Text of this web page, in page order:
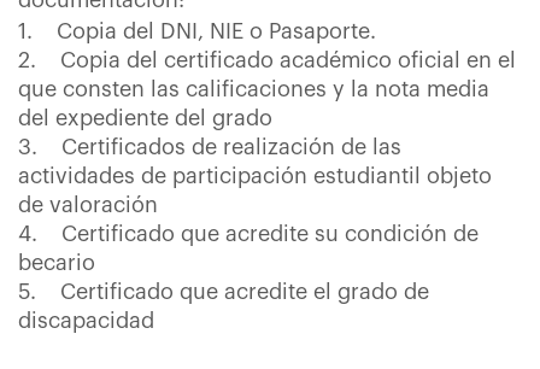
1. Copia del DNI, NIE o Pasaporte.
2. Copia del certificado académico oficial en el
que consten las calificaciones y la nota media
del expediente del grado
3. Certificados de realización de las
actividades de participación estudiantil objeto
de valoración
4. Certificado que acredite su condición de
becario
5. Certificado que acredite el grado de
discapacidad